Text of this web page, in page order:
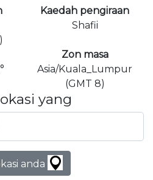
Kaedah pengiraan
Shafii
Zon masa
Asia/Kuala_Lumpur
(GMT 8)
yang
anda